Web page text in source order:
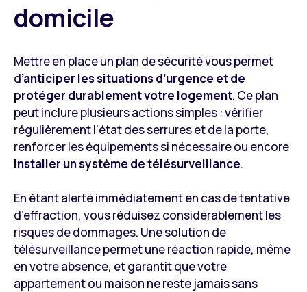
domicile
Mettre en place un plan de sécurité vous permet
d’anticiper les situations d’urgence et de
protéger durablement votre logement. Ce plan
peut inclure plusieurs actions simples : vérifier
régulièrement l’état des serrures et de la porte,
renforcer les équipements si nécessaire ou encore
installer un système de télésurveillance.
En étant alerté immédiatement en cas de tentative
d’effraction, vous réduisez considérablement les
risques de dommages. Une solution de
télésurveillance permet une réaction rapide, même
en votre absence, et garantit que votre
appartement ou maison ne reste jamais sans